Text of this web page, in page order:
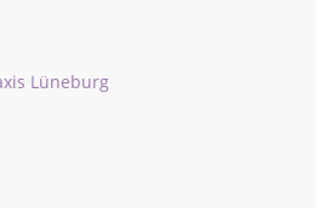
Lüneburg